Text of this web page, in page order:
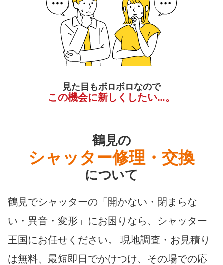
見た目もボロボロなので
この機会に新しくしたい…。
鶴見の
シャッター修理・交換
について
鶴見でシャッターの「開かない・閉まらな
い・異音・変形」にお困りなら、シャッター
王国にお任せください。 現地調査・お見積り
は無料、最短即日でかけつけ、その場での応